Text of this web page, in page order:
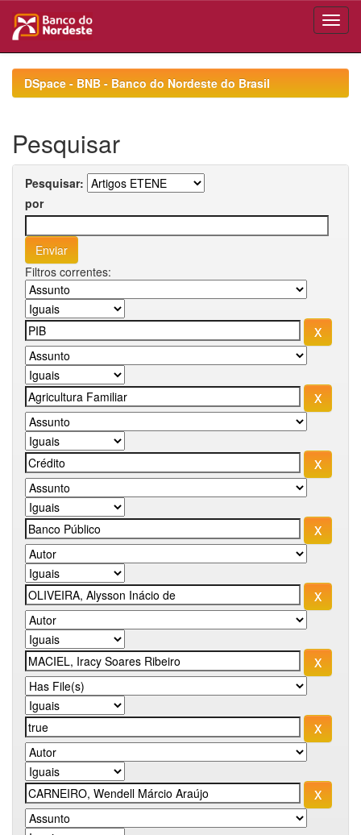
navigationDSpace - BNB - Banco do Nordeste do Brasil
Pesquisar
Pesquisar:
por
Filtros correntes: